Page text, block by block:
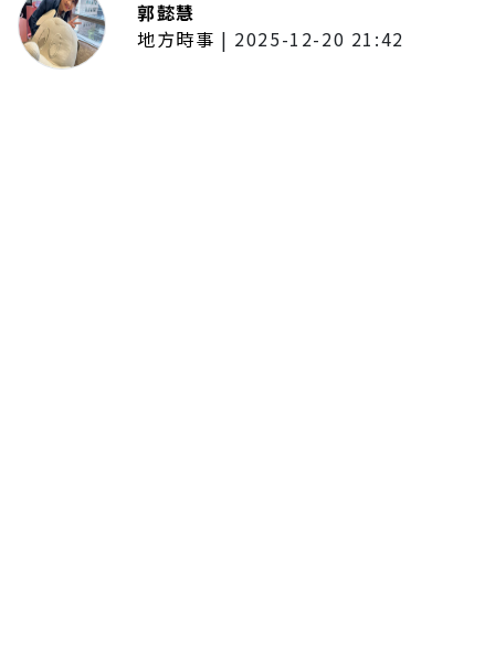
郭懿慧
地方時事 | 2025-12-20 21:42